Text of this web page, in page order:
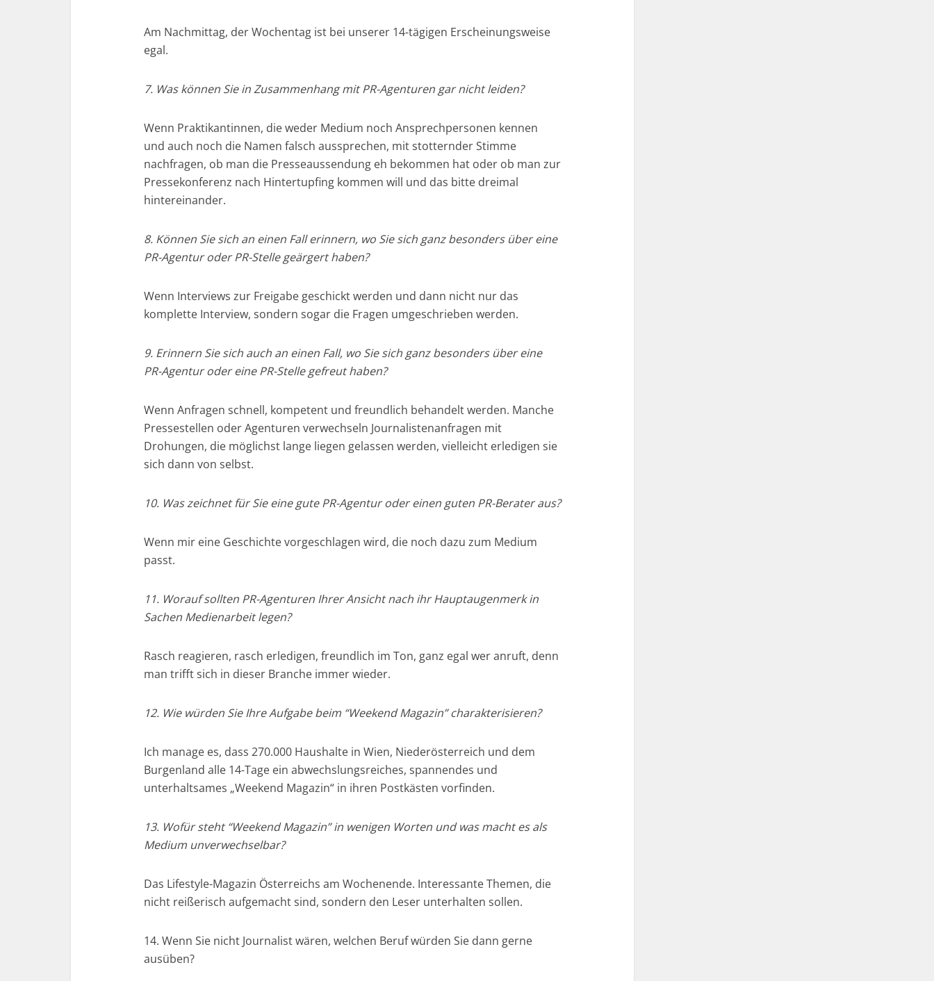
Am Nachmittag, der Wochentag ist bei unserer 14-tägigen Erscheinungsweise
egal.
7. Was können Sie in Zusammenhang mit PR-Agenturen gar nicht leiden?
Wenn Praktikantinnen, die weder Medium noch Ansprechpersonen kennen
und auch noch die Namen falsch aussprechen, mit stotternder Stimme
nachfragen, ob man die Presseaussendung eh bekommen hat oder ob man zur
Pressekonferenz nach Hintertupfing kommen will und das bitte dreimal
hintereinander.
8. Können Sie sich an einen Fall erinnern, wo Sie sich ganz besonders über eine
PR-Agentur oder PR-Stelle geärgert haben?
Wenn Interviews zur Freigabe geschickt werden und dann nicht nur das
komplette Interview, sondern sogar die Fragen umgeschrieben werden.
9. Erinnern Sie sich auch an einen Fall, wo Sie sich ganz besonders über eine
PR-Agentur oder eine PR-Stelle gefreut haben?
Wenn Anfragen schnell, kompetent und freundlich behandelt werden. Manche
Pressestellen oder Agenturen verwechseln Journalistenanfragen mit
Drohungen, die möglichst lange liegen gelassen werden, vielleicht erledigen sie
sich dann von selbst.
10. Was zeichnet für Sie eine gute PR-Agentur oder einen guten PR-Berater aus?
Wenn mir eine Geschichte vorgeschlagen wird, die noch dazu zum Medium
passt.
11. Worauf sollten PR-Agenturen Ihrer Ansicht nach ihr Hauptaugenmerk in
Sachen Medienarbeit legen?
Rasch reagieren, rasch erledigen, freundlich im Ton, ganz egal wer anruft, denn
man trifft sich in dieser Branche immer wieder.
12. Wie würden Sie Ihre Aufgabe beim “Weekend Magazin” charakterisieren?
Ich manage es, dass 270.000 Haushalte in Wien, Niederösterreich und dem
Burgenland alle 14-Tage ein abwechslungsreiches, spannendes und
unterhaltsames „Weekend Magazin“ in ihren Postkästen vorfinden.
13. Wofür steht “Weekend Magazin” in wenigen Worten und was macht es als
Medium unverwechselbar?
Das Lifestyle-Magazin Österreichs am Wochenende. Interessante Themen, die
nicht reißerisch aufgemacht sind, sondern den Leser unterhalten sollen.
14. Wenn Sie nicht Journalist wären, welchen Beruf würden Sie dann gerne
ausüben?